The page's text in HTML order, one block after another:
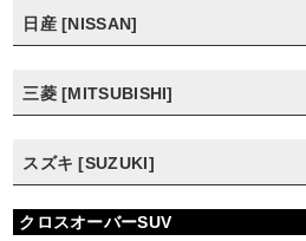
日産 [NISSAN]
三菱 [MITSUBISHI]
スズキ [SUZUKI]
クロスオーバーSUV